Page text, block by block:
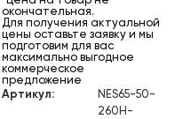
окончательная.
Для получения актуальной
цены оставьте заявку и мы
подготовим для вас
максимально выгодное
коммерческое
предложение
Артикул:
NES65-50-
260H-